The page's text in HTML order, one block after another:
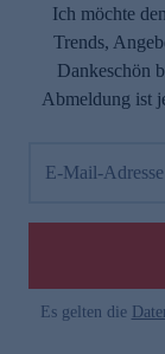
Ich möchte
Trends,
Dankeschön
Abmeldung ist
E-Mail-
Es gelten die